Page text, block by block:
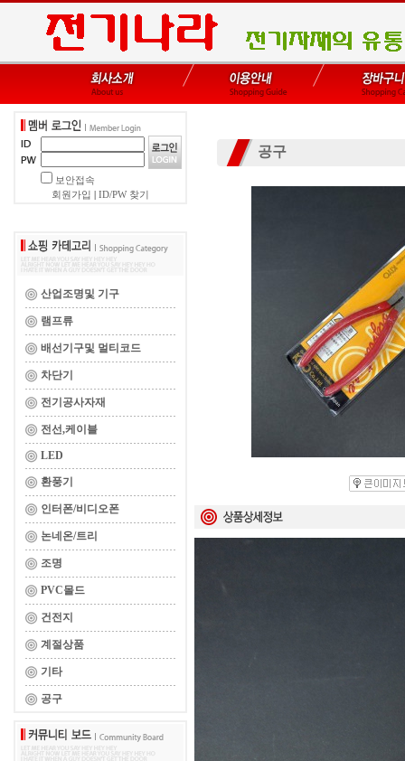
보안접속
회원가입
ID/PW 찾기
산업조명및 기구
램프류
배선기구및 멀티코드
차단기
전기공사자재
전선,케이블
LED
환풍기
인터폰/비디오폰
논네온/트리
조명
PVC몰드
건전지
계절상품
기타
공구
공구